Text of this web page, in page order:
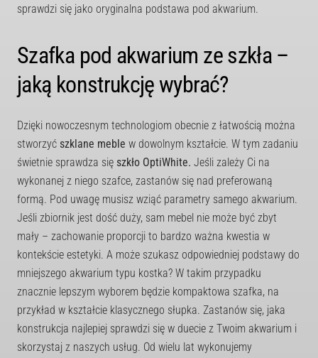
sprawdzi się jako oryginalna podstawa pod akwarium.
Szafka pod akwarium ze szkła –
jaką konstrukcję wybrać?
Dzięki nowoczesnym technologiom obecnie z łatwością można
stworzyć szklane meble w dowolnym kształcie. W tym zadaniu
świetnie sprawdza się szkło OptiWhite. Jeśli zależy Ci na
wykonanej z niego szafce, zastanów się nad preferowaną
formą. Pod uwagę musisz wziąć parametry samego akwarium.
Jeśli zbiornik jest dość duży, sam mebel nie może być zbyt
mały – zachowanie proporcji to bardzo ważna kwestia w
kontekście estetyki. A może szukasz odpowiedniej podstawy do
mniejszego akwarium typu kostka? W takim przypadku
znacznie lepszym wyborem będzie kompaktowa szafka, na
przykład w kształcie klasycznego słupka. Zastanów się, jaka
konstrukcja najlepiej sprawdzi się w duecie z Twoim akwarium i
skorzystaj z naszych usług. Od wielu lat wykonujemy